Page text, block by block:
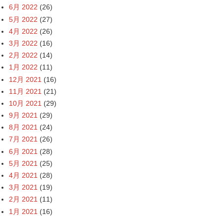
6月 2022 (26)
5月 2022 (27)
4月 2022 (26)
3月 2022 (16)
2月 2022 (14)
1月 2022 (11)
12月 2021 (16)
11月 2021 (21)
10月 2021 (29)
9月 2021 (29)
8月 2021 (24)
7月 2021 (26)
6月 2021 (28)
5月 2021 (25)
4月 2021 (28)
3月 2021 (19)
2月 2021 (11)
1月 2021 (16)